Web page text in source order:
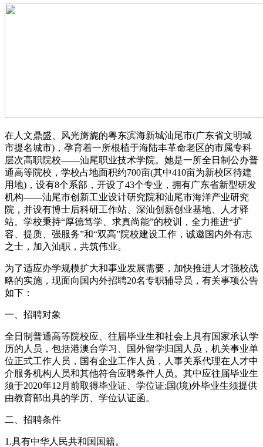
在人文鼎盛、风光旖旎的粤东滨海新城汕尾市(广东省文明城
市提名城市)，孕育着一所根植于海陆丰革命老区的市属专科
层次高职院校——汕尾职业技术学院。她是一所全日制公办普
通高等院校，学校占地面积约700亩(其中410亩为新校区待建
用地)，设有8个系部，开设了43个专业，拥有广东省新型研发
机构——汕尾市创新工业设计研究院和汕尾市海洋产业研究
院，并设有博士后科研工作站、深汕创新创业基地、人才驿
站。学校秉持“厚德笃学、求真尚能”的校训，全力推进“扩
容、提质、强服务”和“双高”院校建设工作，诚邀国内外有志
之士，加入汕职，共筑伟业。
为了适应办学规模扩大和事业发展需要，加快推进人才强校战
略的实施，现面向国内外招聘20名专职辅导员，有关事项公告
如下：
一、招聘对象
全日制普通高等院校应、往届毕业生和社会上具有国家承认学
历的人员，包括港澳台学习、国外留学归国人员，机关事业单
位正式工作人员，国有企业工作人员，人事关系代理在人才中
介服务机构人员和其他符合应聘条件人员。其中应往届毕业生
须于2020年12月前取得毕业证、学位证;国(境)外毕业生须提供
由教育部出具的学历、学位认证函。
二、招聘条件
1.具有中华人民共和国国籍。